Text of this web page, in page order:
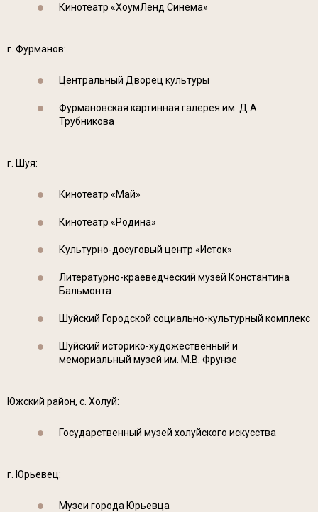
Кинотеатр «ХоумЛенд Синема»
г. Фурманов:
Центральный Дворец культуры
Фурмановская картинная галерея им. Д.А.
Трубникова
г. Шуя:
Кинотеатр «Май»
Кинотеатр «Родина»
Культурно-досуговый центр «Исток»
Литературно-краеведческий музей Константина
Бальмонта
Шуйский Городской социально-культурный комплекс
Шуйский историко-художественный и
мемориальный музей им. М.В. Фрунзе
Южский район, с. Холуй:
Государственный музей холуйского искусства
г. Юрьевец:
Музеи города Юрьевца